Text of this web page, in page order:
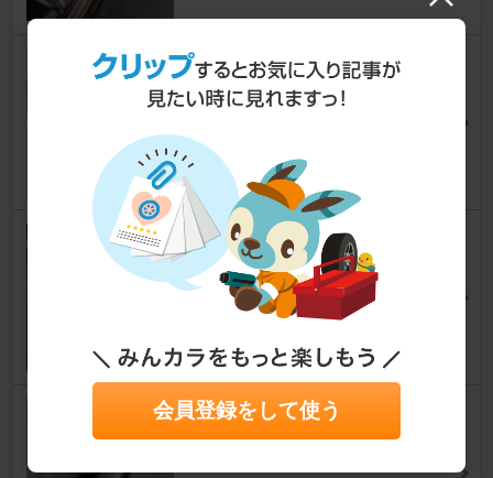
空調服 クールクッションKC20
00
もちゃーさん
9
MUGEN / 無限 Rear Wing
シビックタイプR [FD2]
なが?さん
SARD スポーツキャタライザー
シビックタイプR [FD2]
会員登録をして使う